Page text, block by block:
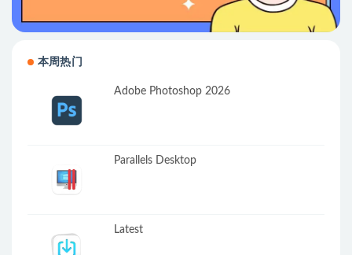
本周热门
Adobe Photoshop 2026
Parallels Desktop
Latest